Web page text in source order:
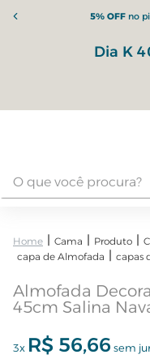
5% OFFno
Dia K
Cama Produto
capa de Almofada
capas
Almofada
45cm Salina
3x R$ 56,66 sem